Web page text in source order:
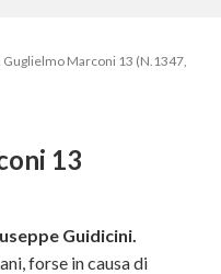
Guglielmo Marconi 13 (N.1347,
13
Guidicini.
forse in causa di